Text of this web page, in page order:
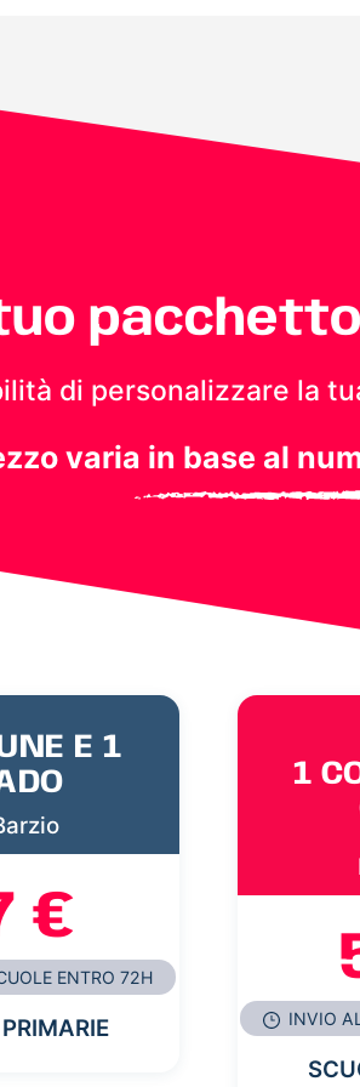
di personalizzare la
varia in base al
E 1
€
ENTRO 72H
1
INVIO